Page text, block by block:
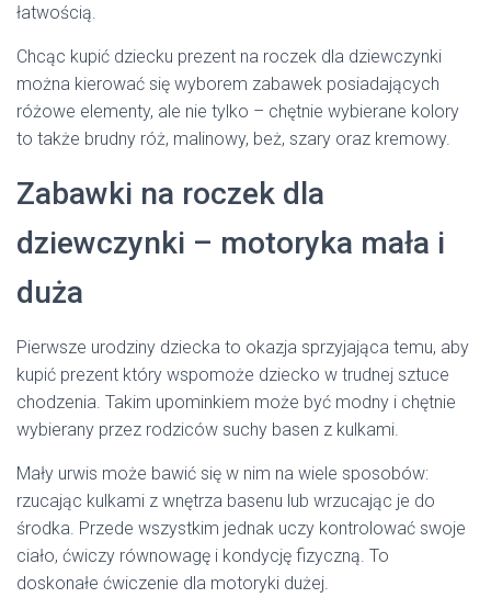
łatwością.
Chcąc kupić dziecku prezent na roczek dla dziewczynki
można kierować się wyborem zabawek posiadających
różowe elementy, ale nie tylko – chętnie wybierane kolory
to także brudny róż, malinowy, beż, szary oraz kremowy.
Zabawki na roczek dla
dziewczynki – motoryka mała i
duża
Pierwsze urodziny dziecka to okazja sprzyjająca temu, aby
kupić prezent który wspomoże dziecko w trudnej sztuce
chodzenia. Takim upominkiem może być modny i chętnie
wybierany przez rodziców suchy basen z kulkami.
Mały urwis może bawić się w nim na wiele sposobów:
rzucając kulkami z wnętrza basenu lub wrzucając je do
środka. Przede wszystkim jednak uczy kontrolować swoje
ciało, ćwiczy równowagę i kondycję fizyczną. To
doskonałe ćwiczenie dla motoryki dużej.